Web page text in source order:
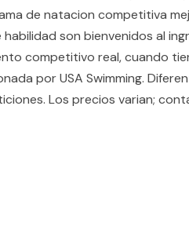
de natacion competitiva
son bienvenidos al
competitivo real, cuando
por USA Swimming.
Los precios varian;